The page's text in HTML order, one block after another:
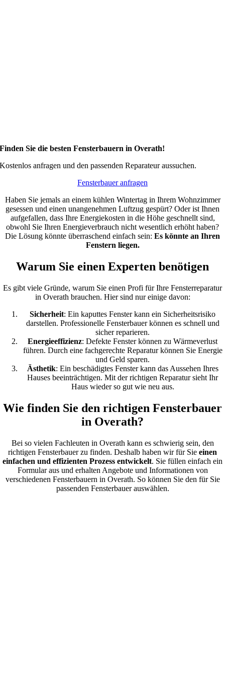
Finden Sie die besten Fensterbauern in Overath!
Kostenlos anfragen und den passenden Reparateur aussuchen.
Fensterbauer anfragen
Haben Sie jemals an einem kühlen Wintertag in Ihrem Wohnzimmer
gesessen und einen unangenehmen Luftzug gespürt? Oder ist Ihnen
aufgefallen, dass Ihre Energiekosten in die Höhe geschnellt sind,
obwohl Sie Ihren Energieverbrauch nicht wesentlich erhöht haben?
Die Lösung könnte überraschend einfach sein: Es könnte an Ihren
Fenstern liegen.
Warum Sie einen Experten benötigen
Es gibt viele Gründe, warum Sie einen Profi für Ihre Fensterreparatur
in Overath brauchen. Hier sind nur einige davon:
Sicherheit: Ein kaputtes Fenster kann ein Sicherheitsrisiko
darstellen. Professionelle Fensterbauer können es schnell und
sicher reparieren.
Energieeffizienz: Defekte Fenster können zu Wärmeverlust
führen. Durch eine fachgerechte Reparatur können Sie Energie
und Geld sparen.
Ästhetik: Ein beschädigtes Fenster kann das Aussehen Ihres
Hauses beeinträchtigen. Mit der richtigen Reparatur sieht Ihr
Haus wieder so gut wie neu aus.
Wie finden Sie den richtigen Fensterbauer
in Overath?
Bei so vielen Fachleuten in Overath kann es schwierig sein, den
richtigen Fensterbauer zu finden. Deshalb haben wir für Sie einen
einfachen und effizienten Prozess entwickelt. Sie füllen einfach ein
Formular aus und erhalten Angebote und Informationen von
verschiedenen Fensterbauern in Overath. So können Sie den für Sie
passenden Fensterbauer auswählen.